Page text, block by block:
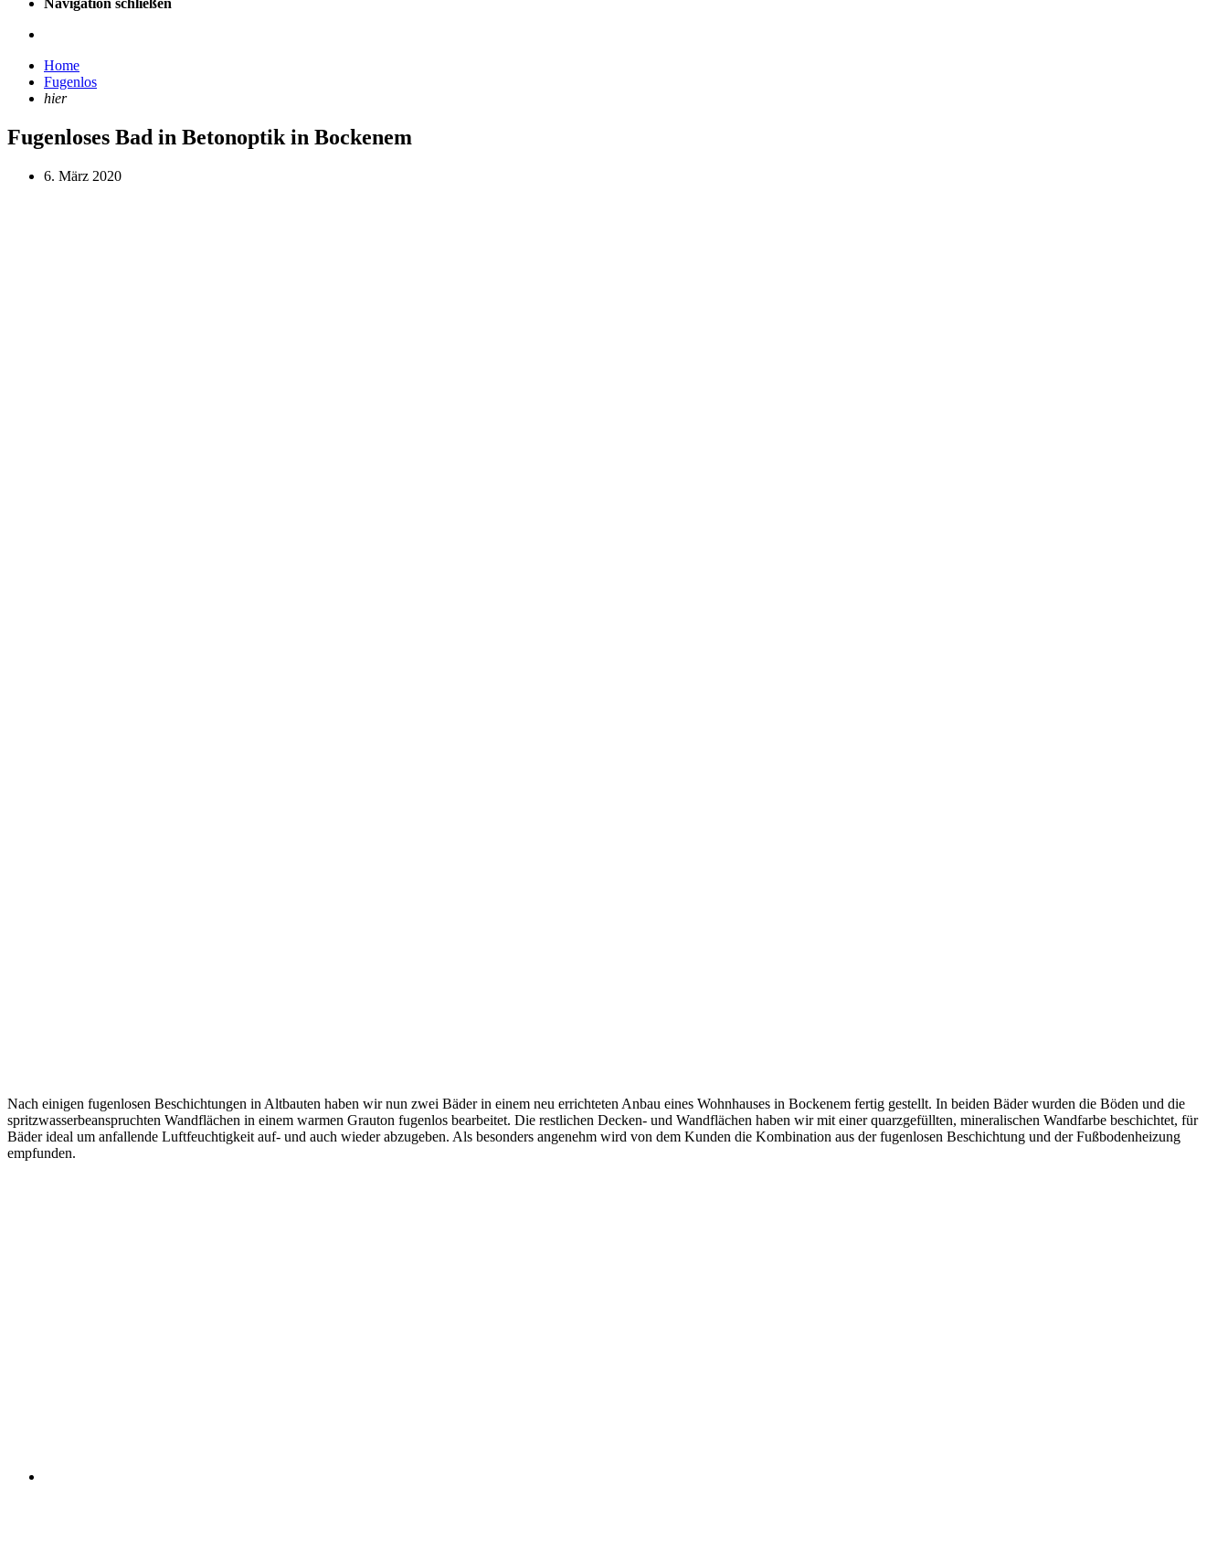
Navigation schließen
Home
Fugenlos
hier
Fugenloses Bad in Betonoptik in Bockenem
6. März 2020
Nach einigen fugenlosen Beschichtungen in Altbauten haben wir nun zwei Bäder in einem neu errichteten Anbau eines Wohnhauses in Bockenem fertig gestellt. In beiden Bäder wurden die Böden und die
spritzwasserbeanspruchten Wandflächen in einem warmen Grauton fugenlos bearbeitet. Die restlichen Decken- und Wandflächen haben wir mit einer quarzgefüllten, mineralischen Wandfarbe beschichtet, für
Bäder ideal um anfallende Luftfeuchtigkeit auf- und auch wieder abzugeben. Als besonders angenehm wird von dem Kunden die Kombination aus der fugenlosen Beschichtung und der Fußbodenheizung
empfunden.